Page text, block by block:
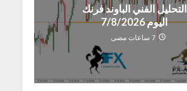
التحليل الفني الباوند فرنك
اليوم 7/8/2026
7 ساعات مضى